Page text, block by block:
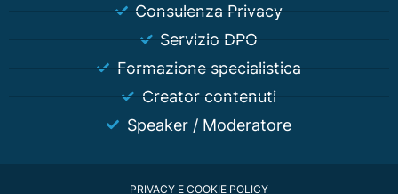
Consulenza Privacy
Servizio DPO
Formazione specialistica
Creator contenuti
Speaker / Moderatore
PRIVACY E COOKIE POLICY